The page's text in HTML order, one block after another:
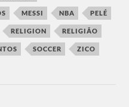
MESSI NBA PELÉ
RELIGION RELIGIÃO
SOCCER ZICO